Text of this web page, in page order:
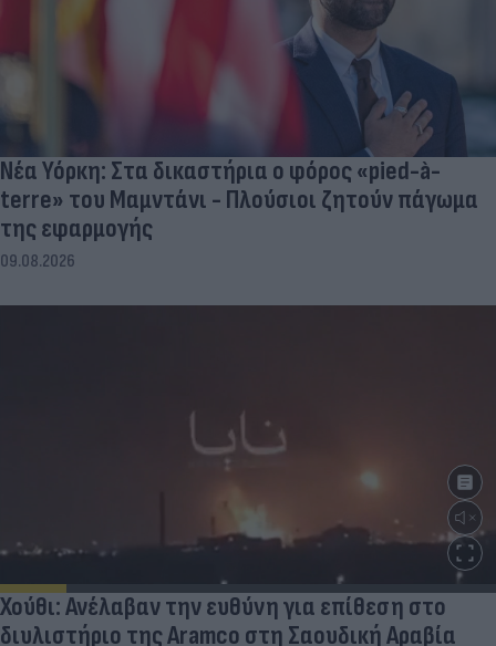
Νέα Υόρκη: Στα δικαστήρια ο φόρος «pied-à-
terre» του Μαμντάνι - Πλούσιοι ζητούν πάγωμα
της εφαρμογής
09.08.2026
Χούθι: Ανέλαβαν την ευθύνη για επίθεση στο
διυλιστήριο της Aramco στη Σαουδική Αραβία